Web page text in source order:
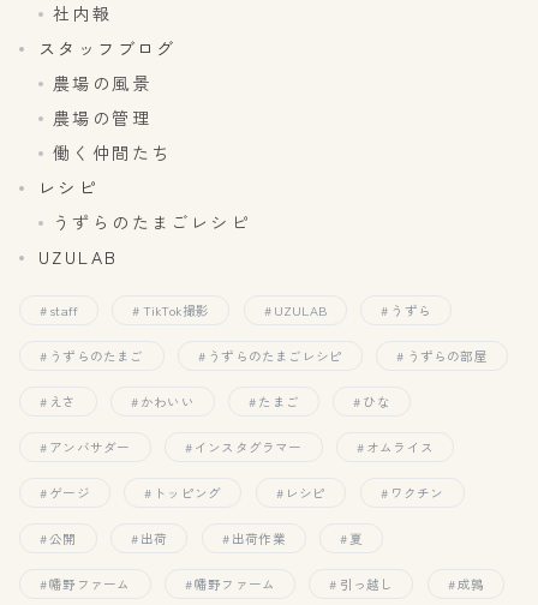
社内報
スタッフブログ
農場の風景
農場の管理
働く仲間たち
レシピ
うずらのたまごレシピ
UZULAB
staff TikTok撮影 UZULAB うずら
うずらのたまご うずらのたまごレシピ うずらの部屋
えさ かわいい たまご ひな
アンバサダー インスタグラマー オムライス
ゲージ トッピング レシピ ワクチン
公開 出荷 出荷作業 夏
幡野ファーム 幡野ファーム 引っ越し 成鶉